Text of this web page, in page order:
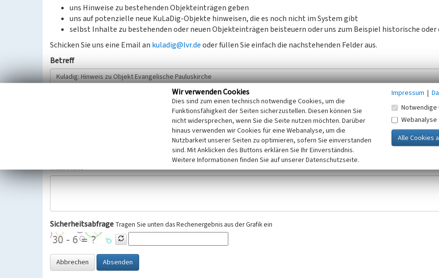
uns Hinweise zu bestehenden Objekteinträgen geben
uns auf potenzielle neue KuLaDig-Objekte hinweisen, die es noch nicht im System gibt
selbst Inhalte zu bestehenden oder neuen Objekteinträgen beisteuern oder uns zum Beispiel historische oder
Schicken Sie uns eine Email an kuladig@lvr.deoder füllen Sie einfach die nachstehenden Felder aus.
Betreff
Wir bitten Sie um freiwillige Angabe Ihres Namens und Ihrer E-Mail-Adresse. Ihre Angaben werden ausschließlich im Rahmen der KuLaDig-
Selbstverständlich werden diese entsprechend der Vorschriften des Telemediengesetzes, des Datenschutzgesetzes NRW und der seit
Datenschutzgrundverordnung (EU-DSGVO) vertraulich behandelt, beachten Sie bitte unsere Hinweise zumDatenschutz
Nachricht
Sicherheitsabfrage Tragen Sie unten das Rechenergebnis aus der Grafik ein
Abbrechen Absenden
Wir verwenden Cookies
Dies sind zum einen technisch notwendige Cookies, um die
Funktionsfähigkeit der Seiten sicherzustellen. Diesen können Sie
nicht widersprechen, wenn Sie die Seite nutzen möchten. Darüber
hinaus verwenden wir Cookies für eine Webanalyse, um die
Nutzbarkeit unserer Seiten zu optimieren, sofern Sie einverstanden
sind. Mit Anklicken des Buttons erklären Sie Ihr Einverständnis.
Weitere Informationen finden Sie auf unserer Datenschutzseite.
Impressum |
Notwendige
Webanalyse